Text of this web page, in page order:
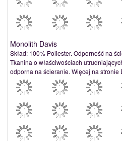
Monolith Davis
Skład: 100% Poliester. Odporność na
Tkanina o właściwościach
odporna na ścieranie. Więcej na stronie